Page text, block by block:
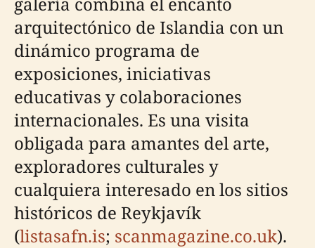
arquitectónico de Islandia con un
dinámico programa de
exposiciones, iniciativas
educativas y colaboraciones
internacionales. Es una visita
obligada para amantes del arte,
exploradores culturales y
cualquiera interesado en los sitios
históricos de Reykjavík
(listasafn.is; scanmagazine.co.uk).